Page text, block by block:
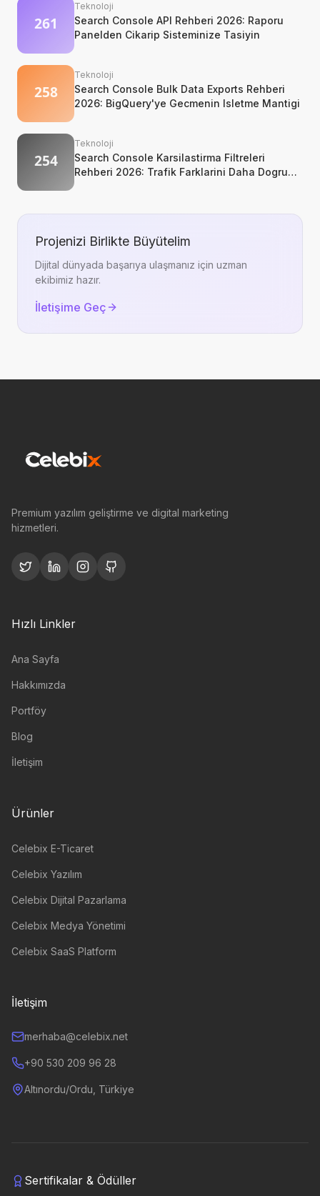
Teknoloji
Search Console API Rehberi 2026: Raporu
Panelden Cikarip Sisteminize Tasiyin
Teknoloji
Search Console Bulk Data Exports Rehberi
2026: BigQuery'ye Gecmenin Isletme Mantigi
Teknoloji
Search Console Karsilastirma Filtreleri
Rehberi 2026: Trafik Farklarini Daha Dogru
Projenizi Birlikte Büyütelim
Dijital dünyada başarıya ulaşmanız için uzman
ekibimiz hazır.
İletişime Geç
Premium yazılım geliştirme ve digital marketing
hizmetleri.
Hızlı Linkler
Ana Sayfa
Hakkımızda
Portföy
Blog
İletişim
Ürünler
Celebix E-Ticaret
Celebix Yazılım
Celebix Dijital Pazarlama
Celebix Medya Yönetimi
Celebix SaaS Platform
İletişim
merhaba@celebix.net
+90 530 209 96 28
Altınordu/Ordu, Türkiye
Sertifikalar & Ödüller